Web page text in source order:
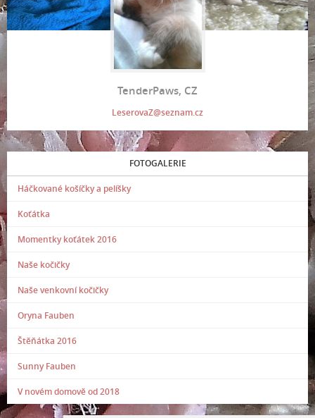
TenderPaws, CZ
LeserovaZ@seznam.cz
FOTOGALERIE
Háčkované košíčky a pelíšky
Koťátka
Momentky koťátek 2016
Naše kočičky
Naše venkovní kočičky
Oryna Fauben
Štěňátka 2016
Sunny Fauben
V novém domově od 2018